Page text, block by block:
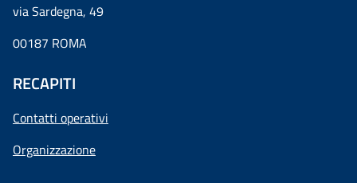
via Sardegna, 49
00187 ROMA
RECAPITI
Contatti operativi
Organizzazione